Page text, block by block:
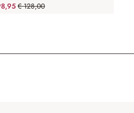
€ 128,00
(22.7% gespart)